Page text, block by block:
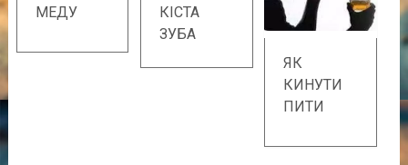
МЕДУ
КІСТА
ЗУБА
ЯК
КИНУТИ
ПИТИ